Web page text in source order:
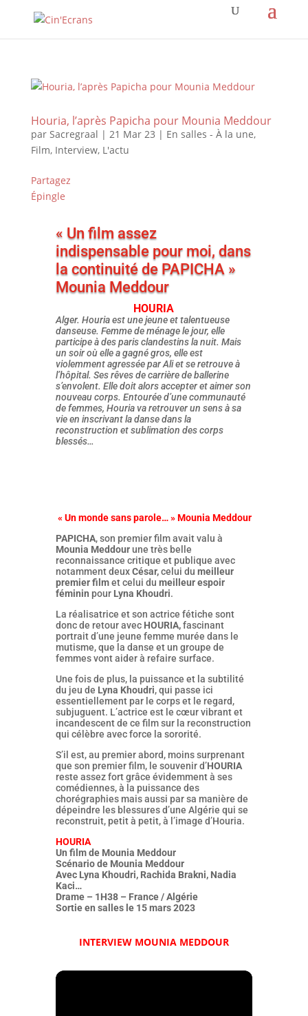
Houria, l’après Papicha pour Mounia Meddour
par Sacregraal | 21 Mar 23 | En salles - À la une,
Film, Interview, L'actu
Partagez
Épingle
« Un film assez
indispensable pour moi, dans
la continuité de PAPICHA »
Mounia Meddour
HOURIA
Alger. Houria est une jeune et talentueuse
danseuse. Femme de ménage le jour, elle
participe à des paris clandestins la nuit. Mais
un soir où elle a gagné gros, elle est
violemment agressée par Ali et se retrouve à
l’hôpital. Ses rêves de carrière de ballerine
s’envolent. Elle doit alors accepter et aimer son
nouveau corps. Entourée d’une communauté
de femmes, Houria va retrouver un sens à sa
vie en inscrivant la danse dans la
reconstruction et sublimation des corps
blessés…
« Un monde sans parole… » Mounia Meddour
PAPICHA, son premier film avait valu à
Mounia Meddourune très belle
reconnaissance critique et publique avec
notamment deuxCésar,celui du meilleur
premier filmet celui du meilleur espoir
féminin pourLyna Khoudri.
La réalisatrice et son actrice fétiche sont
donc de retour avec HOURIA,fascinant
portrait d’une jeune femme murée dans le
mutisme, que la danse et un groupe de
femmes vont aider à refaire surface.
Une fois de plus, la puissance et la subtilité
du jeu de Lyna Khoudri, qui passe ici
essentiellement par le corps et le regard,
subjuguent. L’actrice est le cœur vibrant et
incandescent de ce film sur la reconstruction
qui célèbre avec force la sororité.
S’il est, au premier abord, moins surprenant
que son premier film, le souvenir d’HOURIA
reste assez fort grâce évidemment à ses
comédiennes, à la puissance des
chorégraphies mais aussi par sa manière de
dépeindre les blessures d’une Algérie qui se
reconstruit, petit à petit, à l’image d’Houria.
HOURIA
Un film de Mounia Meddour
Scénario de Mounia Meddour
Avec Lyna Khoudri, Rachida Brakni, Nadia
Kaci…
Drame – 1H38 – France / Algérie
Sortie en salles le 15 mars 2023
INTERVIEW MOUNIA MEDDOUR